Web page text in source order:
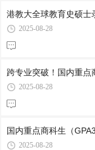
港教大全球教育史硕士
2025-08-28
跨专业突破！国内重点
2025-08-28
国内重点商科生（
2025-08-28